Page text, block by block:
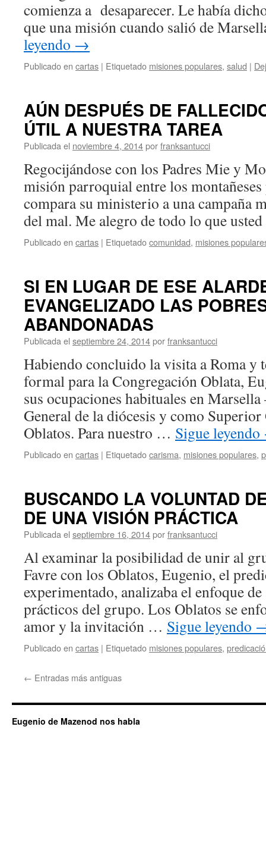
comienza a desaparecer. Le había
que una misión cuando salió de
leyendo →
Publicado en cartas | Etiquetado misiones populares, salud |
AÚN DESPUÉS DE
ÚTIL A NUESTRA TAREA
Publicada el noviembre 4, 2014porfranksantucci
Regocijándose con los Padres Mie y
misión parroquial entre los
compara su ministerio a una campaña
del mal. Me alegro de todo lo que
Publicado en cartas | Etiquetadocomunidad, misiones
SI EN LUGAR DE ESE
EVANGELIZADO LAS
ABANDONADAS
Publicada el septiembre 24, 2014porfranksantucci
Habiendo concluido la visita a Roma y
formal para la Congregación Oblata,
sus ocupaciones habituales en
General de la diócesis y como Superior
Oblatos. Para nuestro … Sigue leyendo
Publicado en cartas | Etiquetadocarisma, misiones populares,
BUSCANDO LA VOLUNTAD
DE UNA VISIÓN PRÁCTICA
Publicada el septiembre 16, 2014porfranksantucci
Al examinar la posibilidad de unir al
Favre con los Oblatos, Eugenio, el
experimentado, analizaba el enfoque
prácticos del grupo. Los Oblatos se
amor y la invitación … Sigue leyendo
Publicado en cartas | Etiquetado misiones populares,
← Entradas más antiguas
Eugenio de Mazenod nos habla